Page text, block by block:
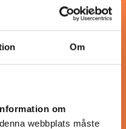
Om
om
webbplats måste
(skolans
i skolan? Ja precis den
godaste såsen till